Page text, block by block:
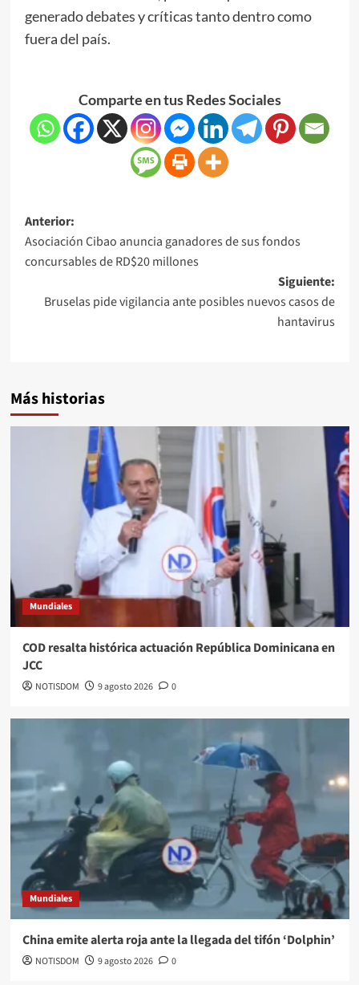
generado debates y críticas tanto dentro como
fuera del país.
Comparte en tus Redes Sociales
Anterior:
Asociación Cibao anuncia ganadores de sus fondos
concursables de RD$20 millones
Siguiente:
Bruselas pide vigilancia ante posibles nuevos casos de
hantavirus
Más historias
Mundiales
COD resalta histórica actuación República Dominicana en
JCC
NOTISDOM 9 agosto 2026 0
Mundiales
China emite alerta roja ante la llegada del tifón ‘Dolphin’
NOTISDOM 9 agosto 2026 0